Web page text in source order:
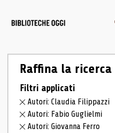
Raffina la ricerca
Filtri applicati
Autori: Claudia Filippazzi
Autori: Fabio Guglielmi
Autori: Giovanna Ferro